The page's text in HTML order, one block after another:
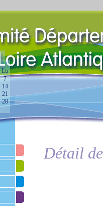
>>
Lu
7
14
21
28
Détail